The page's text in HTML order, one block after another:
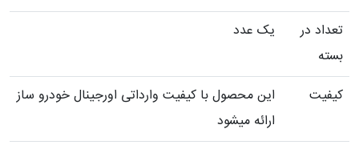
تعداد در
بسته
یک عدد
کیفیت
این محصول با کیفیت وارداتی اورجینال خودرو ساز
ارائه میشود